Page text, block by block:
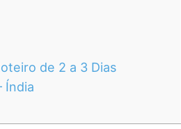
de 2 a 3 Dias
Índia